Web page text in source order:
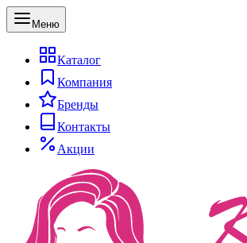
Меню
Каталог
Компания
Бренды
Контакты
Акции